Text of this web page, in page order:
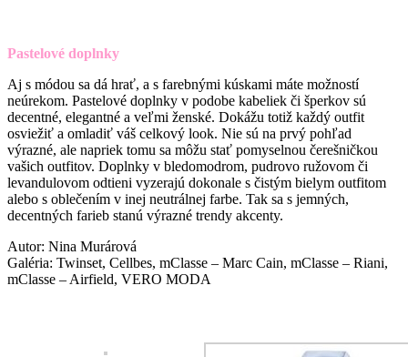
Pastelové doplnky
Aj s módou sa dá hrať, a s farebnými kúskami máte možností
neúrekom. Pastelové doplnky v podobe kabeliek či šperkov sú
decentné, elegantné a veľmi ženské. Dokážu totiž každý outfit
osviežiť a omladiť váš celkový look. Nie sú na prvý pohľad
výrazné, ale napriek tomu sa môžu stať pomyselnou čerešničkou
vašich outfitov. Doplnky v bledomodrom, pudrovo ružovom či
levandulovom odtieni vyzerajú dokonale s čistým bielym outfitom
alebo s oblečením v inej neutrálnej farbe. Tak sa s jemných,
decentných farieb stanú výrazné trendy akcenty.
Autor: Nina Murárová
Galéria: Twinset, Cellbes, mClasse – Marc Cain, mClasse – Riani,
mClasse – Airfield, VERO MODA